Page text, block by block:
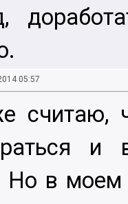
05:57
считаю,
и
в моем